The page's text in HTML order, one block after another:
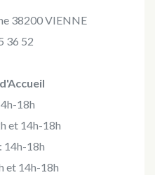
38200 VIENNE
36 52
18h
et 14h-18h
14h-18h
et 14h-18h